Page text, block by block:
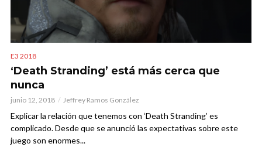
E3 2018
‘Death Stranding’ está más cerca que
nunca
junio 12, 2018 Jeffrey Ramos González
Explicar la relación que tenemos con ‘Death Stranding’ es
complicado. Desde que se anunció las expectativas sobre este
juego son enormes...